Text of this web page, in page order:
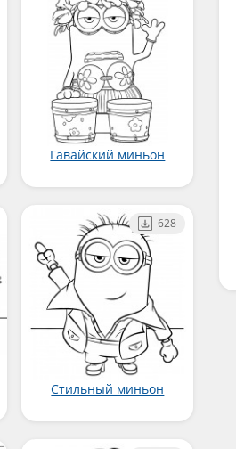
Гавайский миньон
Стильный миньон
628